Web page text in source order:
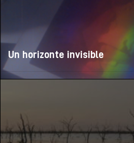
Un horizonte invisible